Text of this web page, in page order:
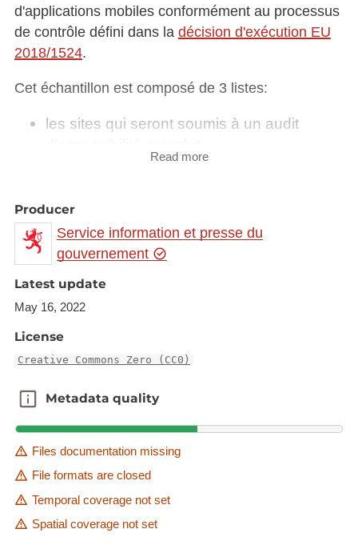
d'applications mobiles conformément au processus
de contrôle défini dans la décision d'exécution EU
2018/1524.
Cet échantillon est composé de 3 listes:
les sites qui seront soumis à un audit
les sites qui seront soumis à un audit
les applications mobiles qui seront
soumises à un audit d'accessibilité
L'audit d'accessibilité complet se base sur les
référentiels tels que présentés sur le site
accessibilite.public.lu
Vous trouverez plus d'informations sur la mission
de contrôle de l'accessibilité numérique menée par
l'accessibilité numérique
Read more
Producer
Service information et presse du
gouvernement
Latest update
May 16, 2022
License
Creative Commons Zero (CC0)
Metadata quality
Metadata quality
Files documentation missing
File formats are closed
Temporal coverage not set
Spatial coverage not set